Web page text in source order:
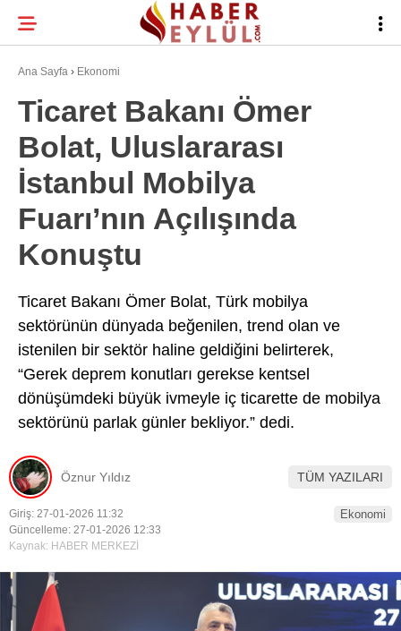
Twitter
Instagram
Youtube
28.1
BURSA HABERLERI
BURSASPOR
GÜNDEM
EĞITIM
Ana Sayfa › Ekonomi
Ticaret Bakanı Ömer
Bolat, Uluslararası
İstanbul Mobilya
Fuarı’nın Açılışında
Konuştu
Ticaret Bakanı Ömer Bolat, Türk mobilya
sektörünün dünyada beğenilen, trend olan ve
istenilen bir sektör haline geldiğini belirterek,
“Gerek deprem konutları gerekse kentsel
dönüşümdeki büyük ivmeyle iç ticarette de mobilya
sektörünü parlak günler bekliyor.” dedi.
Öznur Yıldız TÜM YAZILARI
Giriş: 27-01-2026 11:32
Güncelleme: 27-01-2026 12:33
Kaynak: HABER MERKEZİ
Ekonomi